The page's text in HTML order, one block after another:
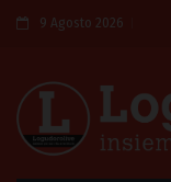
9 Agosto 2026